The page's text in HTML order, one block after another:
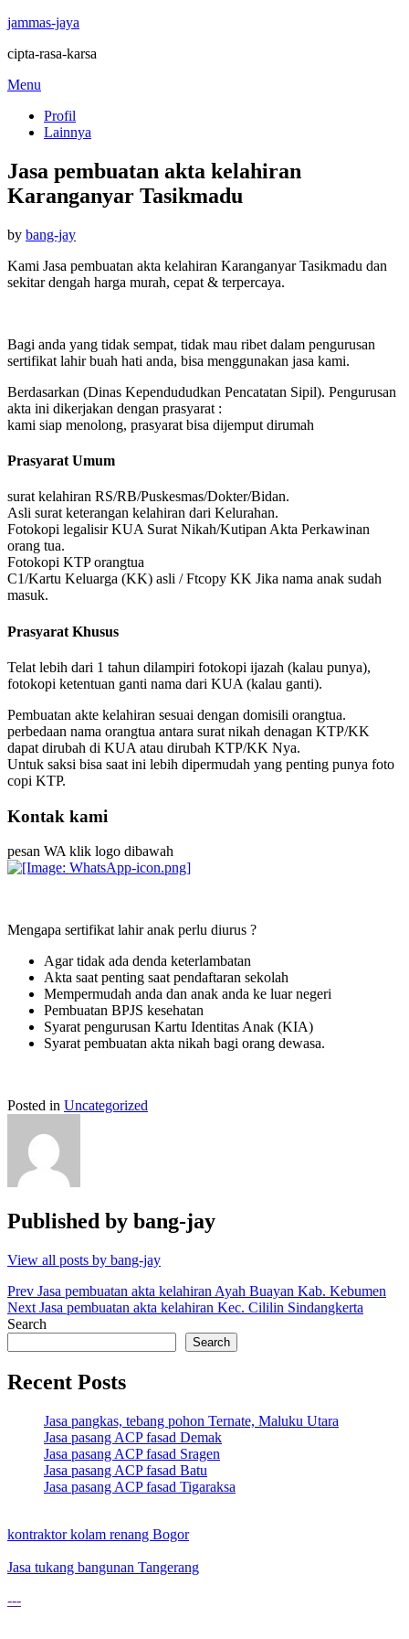
jammas-jaya
cipta-rasa-karsa
Skip
content
Menu
Profil
Lainnya
Jasa pembuatan akta kelahiran
Karanganyar Tasikmadu
by bang-jayPosted
Kami Jasa pembuatan akta kelahiran Karanganyar Tasikmadu dan
sekitar dengah harga murah, cepat & terpercaya.
Bagi anda yang tidak sempat, tidak mau ribet dalam pengurusan
sertifikat lahir buah hati anda, bisa menggunakan jasa kami.
Berdasarkan (Dinas Kependududkan Pencatatan Sipil). Pengurusan
akta ini dikerjakan dengan prasyarat :
kami siap menolong, prasyarat bisa dijemput dirumah
Prasyarat Umum
surat kelahiran RS/RB/Puskesmas/Dokter/Bidan.
Asli surat keterangan kelahiran dari Kelurahan.
Fotokopi legalisir KUA Surat Nikah/Kutipan Akta Perkawinan
orang tua.
Fotokopi KTP orangtua
C1/Kartu Keluarga (KK) asli / Ftcopy KK Jika nama anak sudah
masuk.
Prasyarat Khusus
Telat lebih dari 1 tahun dilampiri fotokopi ijazah (kalau punya),
fotokopi ketentuan ganti nama dari KUA (kalau ganti).
Pembuatan akte kelahiran sesuai dengan domisili orangtua.
perbedaan nama orangtua antara surat nikah denagan KTP/KK
dapat dirubah di KUA atau dirubah KTP/KK Nya.
Untuk saksi bisa saat ini lebih dipermudah yang penting punya foto
copi KTP.
Kontak kami
pesan WA klik logo dibawah
Mengapa sertifikat lahir anak perlu diurus ?
Agar tidak ada denda keterlambatan
Akta saat penting saat pendaftaran sekolah
Mempermudah anda dan anak anda ke luar negeri
Pembuatan BPJS kesehatan
Syarat pengurusan Kartu Identitas Anak (KIA)
Syarat pembuatan akta nikah bagi orang dewasa.
Posted in Uncategorized
Published by bang-jay
View all posts by bang-jay
Post
navigation
Prev Jasa pembuatan akta kelahiran Ayah Buayan Kab. Kebumen
Next Jasa pembuatan akta kelahiran Kec. Cililin Sindangkerta
Search
Search
Recent Posts
Jasa pangkas, tebang pohon Ternate, Maluku Utara
Jasa pasang ACP fasad Demak
Jasa pasang ACP fasad Sragen
Jasa pasang ACP fasad Batu
Jasa pasang ACP fasad Tigaraksa
kontraktor kolam renang Bogor
Jasa tukang bangunan Tangerang
---